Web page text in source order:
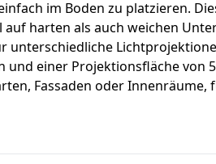
im Boden zu platzieren.
harten als auch weichen
unterschiedliche
einer Projektionsfläche von
Fassaden oder Innenräume,